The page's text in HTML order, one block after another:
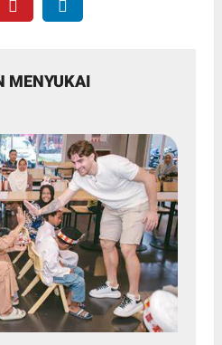
MENYUKAI